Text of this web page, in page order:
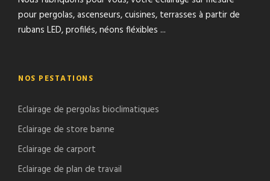
pour pergolas, ascenseurs, cuisines, terrasses à partir de
rubans LED, profilés, néons fléxibles ...
NOS PESTATIONS
Eclairage de pergolas bioclimatiques
Eclairage de store banne
Eclairage de carport
Eclairage de plan de travail